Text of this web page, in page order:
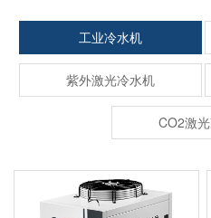
工业冷水机
紫外激光冷水机
CO2激